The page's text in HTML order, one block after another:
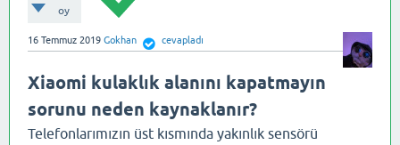
oy
16 Temmuz 2019 Gokhan cevapladı
Xiaomi kulaklık alanını kapatmayın
sorunu neden kaynaklanır?
Telefonlarımızın üst kısmında yakınlık sensörü